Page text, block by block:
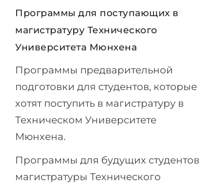
Программы для поступающих в
магистратуру Технического
Университета Мюнхена
Программы предварительной
подготовки для студентов, которые
хотят поступить в магистратуру в
Техническом Университете
Мюнхена.
Программы для будущих студентов
магистратуры Технического